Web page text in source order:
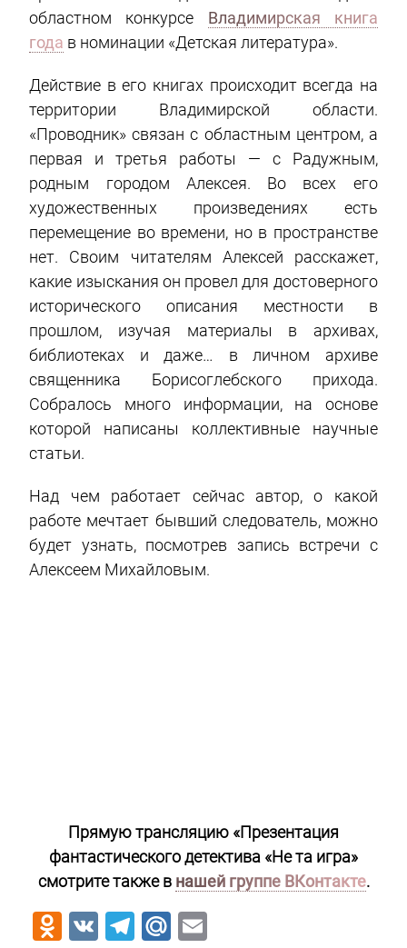
областном конкурсе Владимирская книга
года в номинации «Детская литература».
Действие в его книгах происходит всегда на
территории Владимирской области.
«Проводник» связан с областным центром, а
первая и третья работы — с Радужным,
родным городом Алексея. Во всех его
художественных произведениях есть
перемещение во времени, но в пространстве
нет. Своим читателям Алексей расскажет,
какие изыскания он провел для достоверного
исторического описания местности в
прошлом, изучая материалы в архивах,
библиотеках и даже… в личном архиве
священника Борисоглебского прихода.
Собралось много информации, на основе
которой написаны коллективные научные
статьи.
Над чем работает сейчас автор, о какой
работе мечтает бывший следователь, можно
будет узнать, посмотрев запись встречи с
Алексеем Михайловым.
Прямую трансляцию «Презентация
фантастического детектива «Не та игра»
смотрите также в нашей группе ВКонтакте.
Odnoklassniki
VK Telegram
Mail.Ru